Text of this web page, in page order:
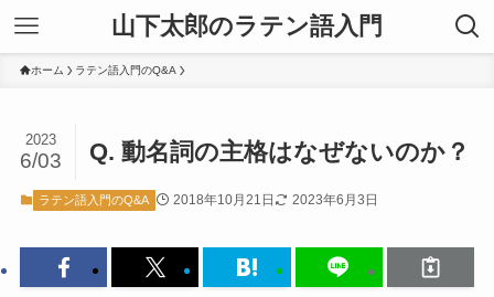
山下太郎のラテン語入門
ホーム ラテン語入門のQ&A
Q. 動名詞の主格はなぜないのか？
2023
6/03
ラテン語入門のQ&A 2018年10月21日 2023年6月3日